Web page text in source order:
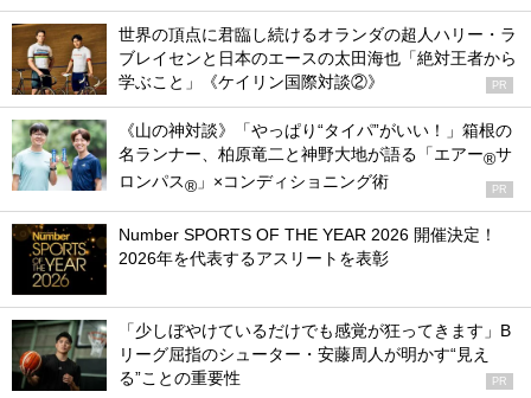
世界の頂点に君臨し続けるオランダの超人ハリー・ラ
ブレイセンと日本のエースの太田海也「絶対王者から
学ぶこと」《ケイリン国際対談②》
PR
《山の神対談》「やっぱり“タイパ”がいい！」箱根の
名ランナー、柏原竜二と神野大地が語る「エアー®サ
ロンパス® 」×コンディショニング術 PR
Number SPORTS OF THE YEAR 2026 開催決定！
2026年を代表するアスリートを表彰
「少しぼやけているだけでも感覚が狂ってきます」B
リーグ屈指のシューター・安藤周人が明かす“見え
る”ことの重要性
PR